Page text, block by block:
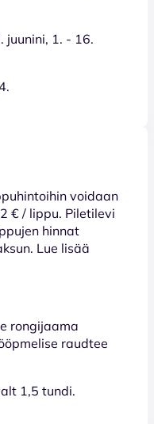
juunini, 1. - 16.
voidaan
€ / lippu. Piletilevi
hinnat
Lue lisää
rongijaama
raudtee
1,5 tundi.